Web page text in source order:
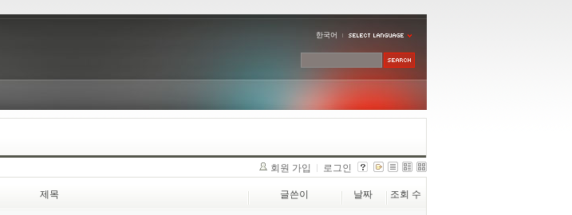
한국어
회원 가입 로그인
제목 글쓴이 날짜 조회 수